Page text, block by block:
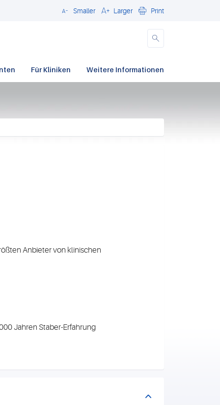
SchließenSmaller Larger Print
Für Kliniken Weitere Informationen
Anbieter von klinischen
Jahren Staber-Erfahrung